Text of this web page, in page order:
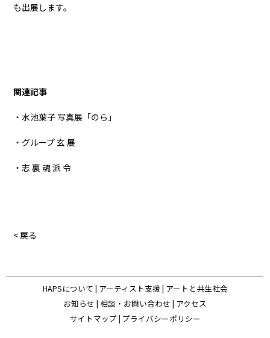
も出展します。
関連記事
・水池葉子 写真展「のら」
・グループ 玄 展
・志 裏 魂 派 令
< 戻る
HAPSについて | アーティスト支援 | アートと共生社会
お知らせ | 相談・お問い合わせ | アクセス
サイトマップ | プライバシーポリシー